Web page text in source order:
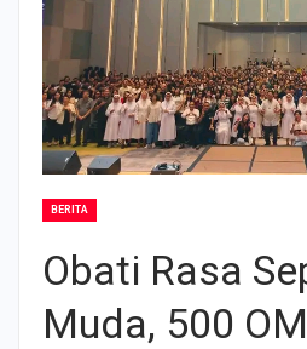
BERITA
Obati Rasa
Muda, 500